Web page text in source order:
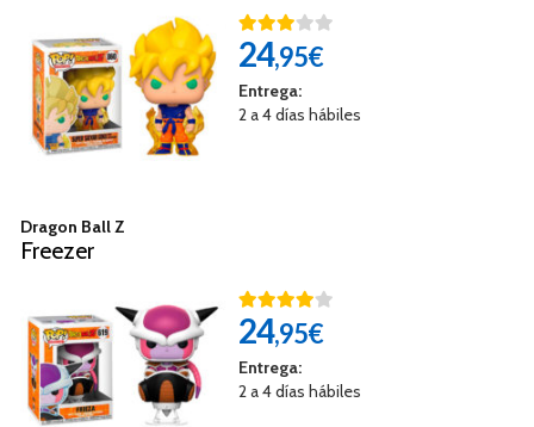
24,95€
Entrega:
2 a 4 días hábiles
Dragon Ball Z
Freezer
24,95€
Entrega:
2 a 4 días hábiles